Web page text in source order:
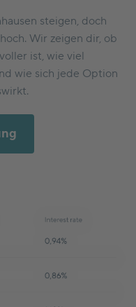
steigen, doch
Wir zeigen dir, ob
ist, wie viel
wie sich jede Option